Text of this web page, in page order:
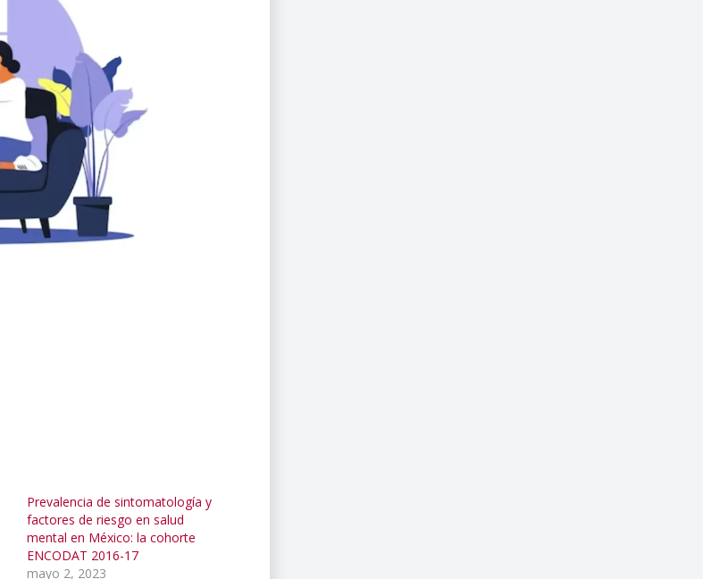
Prevalencia de sintomatología y
factores de riesgo en salud
mental en México: la cohorte
ENCODAT 2016-17
mayo 2, 2023